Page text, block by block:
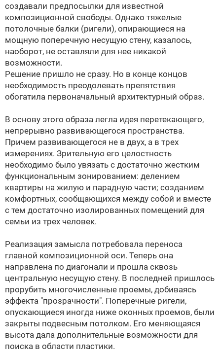
создавали предпосылки для известной
композиционной свободы. Однако тяжелые
потолочные балки (ригели), опирающиеся на
мощную поперечную несущую стену, казалось,
наоборот, не оставляли для нее никакой
возможности.
Решение пришло не сразу. Но в конце концов
необходимость преодолевать препятствия
обогатила первоначальный архитектурный образ.
В основу этого образа легла идея перетекающего,
непрерывно развивающегося пространства.
Причем развивающегося не в двух, а в трех
измерениях. Зрительную его целостность
необходимо было увязать с достаточно жестким
функциональным зонированием: делением
квартиры на жилую и парадную части; созданием
комфортных, сообщающихся между собой и вместе
с тем достаточно изолированных помещений для
семьи из трех человек.
Реализация замысла потребовала переноса
главной композиционной оси. Теперь она
направлена по диагонали и прошла сквозь
центральную несущую стену. В последней пришлось
прорубить многочисленные проемы, добиваясь
эффекта "прозрачности". Поперечные ригели,
опускающиеся иногда ниже оконных проемов, были
закрыты подвесным потолком. Его меняющаяся
высота дала дополнительные возможности для
поиска в области пластики.